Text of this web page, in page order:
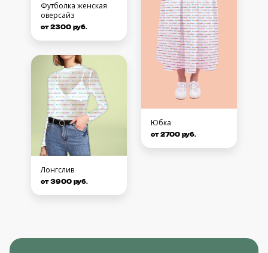
Футболка женская
оверсайз
от 2300 руб.
Лонгслив
от 3900 руб.
Юбка
от 2700 руб.